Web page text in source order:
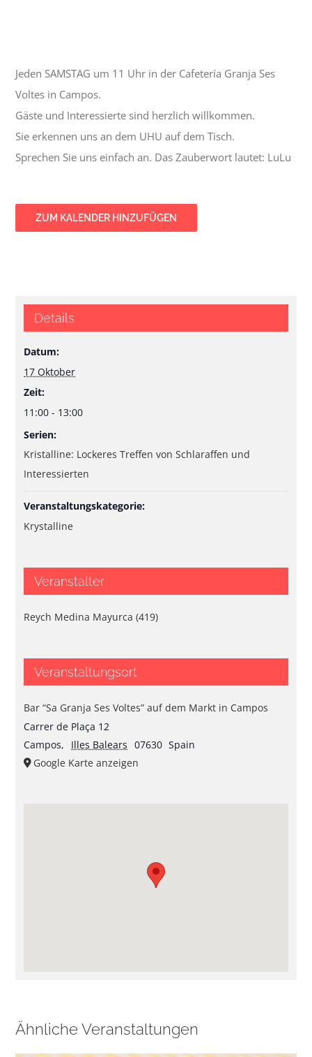
Jeden SAMSTAG um 11 Uhr in der Cafetería Granja Ses
Voltes in Campos.
Gäste und Interessierte sind herzlich willkommen.
Sie erkennen uns an dem UHU auf dem Tisch.
Sprechen Sie uns einfach an. Das Zauberwort lautet: LuLu
ZUM KALENDER HINZUFÜGEN
Details
Datum:
17 Oktober
Zeit:
11:00 - 13:00
Serien:
Kristalline: Lockeres Treffen von Schlaraffen und
Interessierten
Veranstaltungskategorie:
Krystalline
Veranstalter
Reych Medina Mayurca (419)
Veranstaltungsort
Bar “Sa Granja Ses Voltes” auf dem Markt in Campos
Carrer de Plaça 12
Campos, Illes Balears 07630 Spain
Google Karte anzeigen
Ähnliche Veranstaltungen